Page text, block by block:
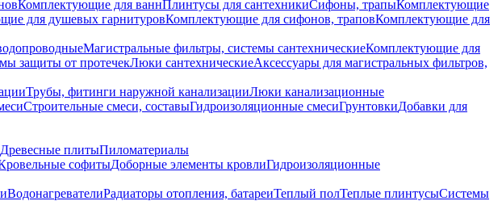
Комплектующие для ваннПлинтусы для сантехникиСифоны, трапыКомплектующие
для душевых гарнитуровКомплектующие для сифонов, траповКомплектующие для
Магистральные фильтры, системы сантехническиеКомплектующие для
защиты от протечекЛюки сантехническиеАксессуары для магистральных фильтров,
Трубы, фитинги наружной канализацииЛюки канализационные
Строительные смеси, составыГидроизоляционные смесиГрунтовкиДобавки для
Древесные плитыПиломатериалы
софитыДоборные элементы кровлиГидроизоляционные
ВодонагревателиРадиаторы отопления, батареиТеплый полТеплые плинтусыСистемы